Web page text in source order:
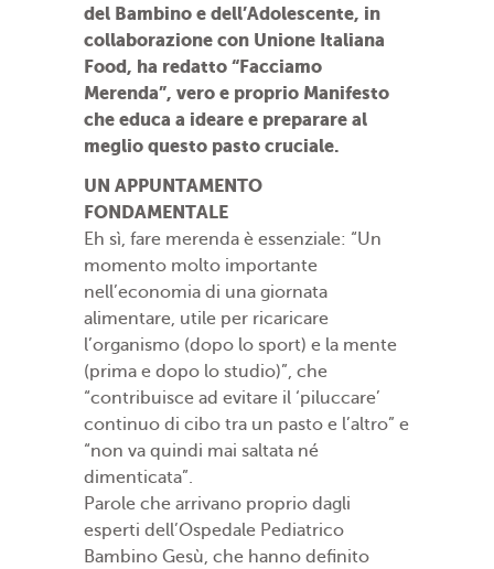
del Bambino e dell’Adolescente, in
collaborazione con Unione Italiana
Food, ha redatto “Facciamo
Merenda”, vero e proprio Manifesto
che educa a ideare e preparare al
meglio questo pasto cruciale.
UN APPUNTAMENTO
FONDAMENTALE
Eh sì, fare merenda è essenziale: “Un
momento molto importante
nell’economia di una giornata
alimentare, utile per ricaricare
l’organismo (dopo lo sport) e la mente
(prima e dopo lo studio)”, che
“contribuisce ad evitare il ‘piluccare’
continuo di cibo tra un pasto e l’altro” e
“non va quindi mai saltata né
dimenticata”.
Parole che arrivano proprio dagli
esperti dell’Ospedale Pediatrico
Bambino Gesù, che hanno definito